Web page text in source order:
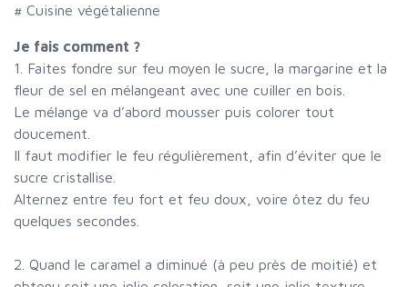
# Cuisine végétalienne
Je fais comment ?
1. Faites fondre sur feu moyen le sucre, la margarine et la
fleur de sel en mélangeant avec une cuiller en bois.
Le mélange va d’abord mousser puis colorer tout
doucement.
Il faut modifier le feu régulièrement, afin d’éviter que le
sucre cristallise.
Alternez entre feu fort et feu doux, voire ôtez du feu
quelques secondes.
2. Quand le caramel a diminué (à peu près de moitié) et